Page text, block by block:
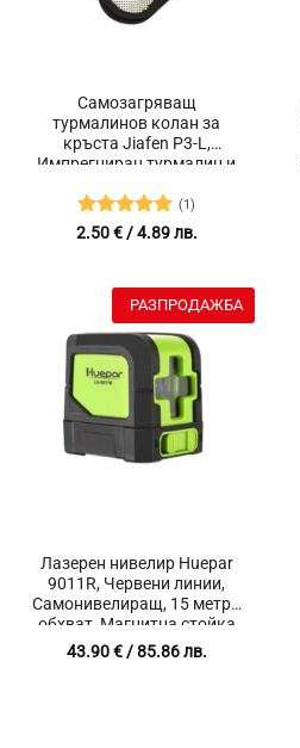
Самозагряващ
турмалинов колан за
кръста Jiafen P3-L,
Импрегниран турмалин и
магнити, Подходящ за
размер на талия от 75 до
105 см, Размер L
Оценено с
(1)
2.50€/ 4.89 лв.
Лазерен нивелир Huepar
9011R, Червени линии,
Самонивелиращ, 15 метра
обхват, Магнитна стойка
43.90€/ 85.86 лв.
РАЗПРОДАЖБА